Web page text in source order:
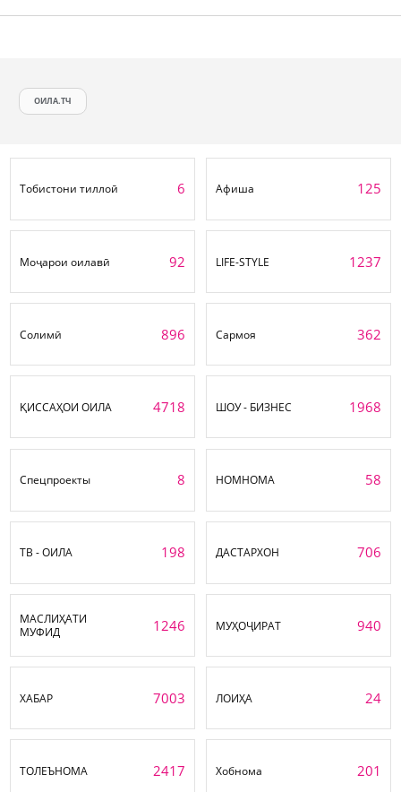
ОИЛА.ТЧ
Тобистони тиллоӣ 6 Афиша 125
Моҷарои оилавӣ 92 LIFE-STYLE 1237
Солимӣ 896 Сармоя 362
ҚИССАҲОИ ОИЛА 4718 ШОУ - БИЗНЕС 1968
Спецпроекты 8 НОМНОМА 58
ТВ - ОИЛА 198 ДАСТАРХОН 706
МАСЛИҲАТИ
МУФИД
1246 МУҲОҶИРАТ 940
ХАБАР 7003 ЛОИҲА 24
ТОЛЕЪНОМА 2417 Хобнома 201